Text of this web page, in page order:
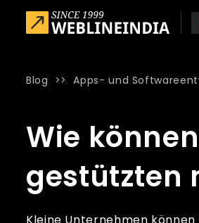
Skip to main content
Blog >>Apps- und
Wie
gestützten